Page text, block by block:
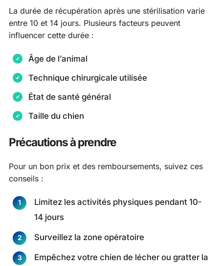
La durée de récupération après une stérilisation varie
entre 10 et 14 jours. Plusieurs facteurs peuvent
influencer cette durée :
Âge de l’animal
Technique chirurgicale utilisée
État de santé général
Taille du chien
Précautions à prendre
Pour un bon prix et des remboursements, suivez ces
conseils :
Limitez les activités physiques pendant 10-
14 jours
Surveillez la zone opératoire
Empêchez votre chien de lécher ou gratter la